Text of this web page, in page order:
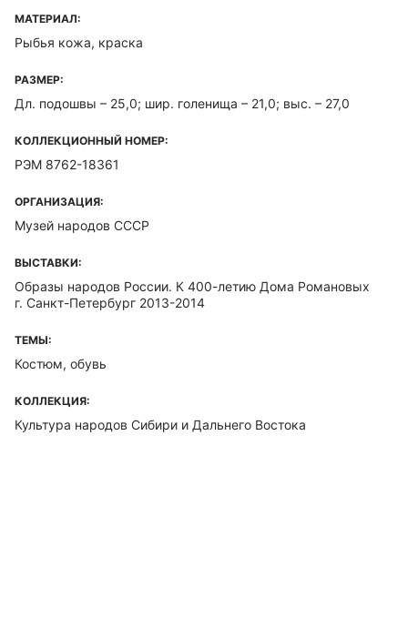
МАТЕРИАЛ:
Рыбья кожа, краска
РАЗМЕР:
Дл. подошвы – 25,0; шир. голенища – 21,0; выс. – 27,0
КОЛЛЕКЦИОННЫЙ НОМЕР:
РЭМ 8762-18361
ОРГАНИЗАЦИЯ:
Музей народов СССР
ВЫСТАВКИ:
Образы народов России. К 400-летию Дома Романовых
г. Санкт-Петербург 2013-2014
ТЕМЫ:
Костюм, обувь
КОЛЛЕКЦИЯ:
Культура народов Сибири и Дальнего Востока